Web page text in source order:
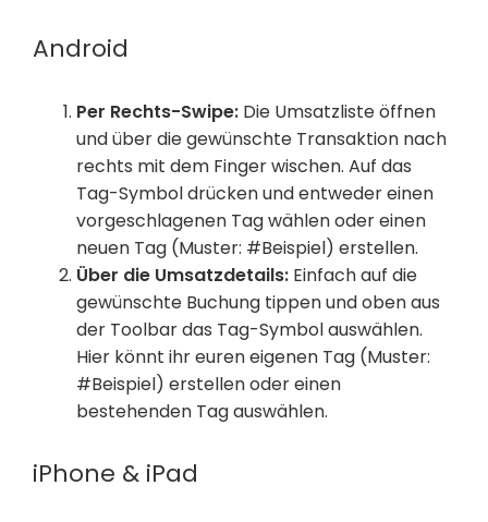
Android
Per Rechts-Swipe: Die Umsatzliste öffnen
und über die gewünschte Transaktion nach
rechts mit dem Finger wischen. Auf das
Tag-Symbol drücken und entweder einen
vorgeschlagenen Tag wählen oder einen
neuen Tag (Muster: #Beispiel) erstellen.
Über die Umsatzdetails: Einfach auf die
gewünschte Buchung tippen und oben aus
der Toolbar das Tag-Symbol auswählen.
Hier könnt ihr euren eigenen Tag (Muster:
#Beispiel) erstellen oder einen
bestehenden Tag auswählen.
iPhone & iPad